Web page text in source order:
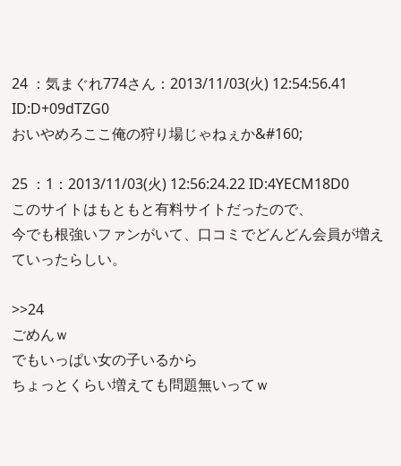
24 ：気まぐれ774さん：2013/11/03(火) 12:54:56.41
ID:D+09dTZG0
おいやめろここ俺の狩り場じゃねぇか&#160;
25 ：1：2013/11/03(火) 12:56:24.22 ID:4YECM18D0
このサイトはもともと有料サイトだったので、
今でも根強いファンがいて、口コミでどんどん会員が増え
ていったらしい。
>>24
ごめんｗ
でもいっぱい女の子いるから
ちょっとくらい増えても問題無いってｗ